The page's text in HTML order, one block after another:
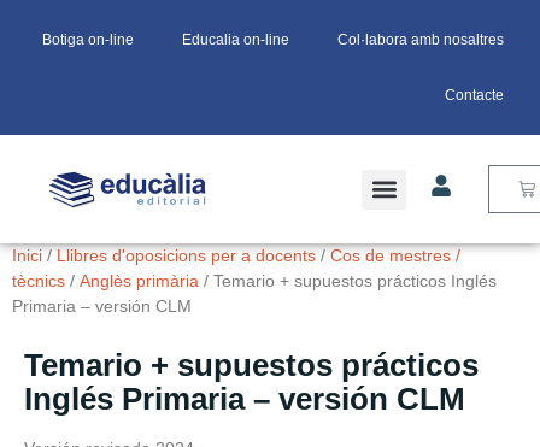
Botiga on-line Educalia on-line Col·labora amb nosaltres
Contacte
Inici/Llibres d'oposicions per a docents/Cos de mestres /
tècnics / Anglès primària / Temario + supuestos prácticos Inglés
Primaria – versión CLM
Temario + supuestos prácticos
Inglés Primaria – versión CLM